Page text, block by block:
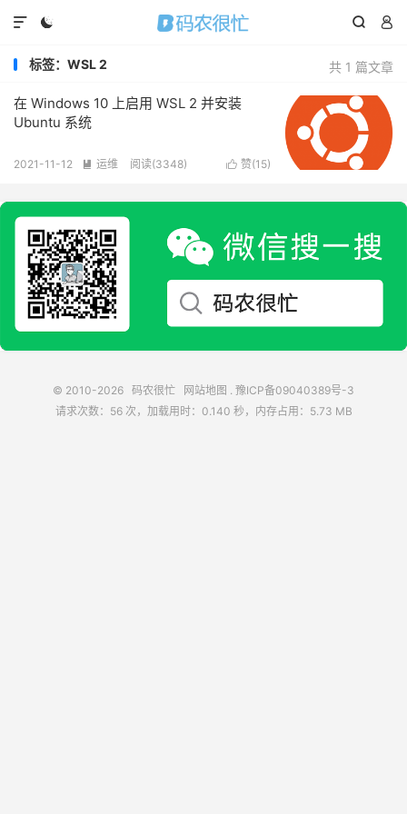
  

共 1 篇文章
标签：WSL 2
在 Windows 10 上启用 WSL 2 并安装
Ubuntu 系统
 赞(15)
2021-11-12  运维 阅读(3348)
© 2010-2026 码农很忙 网站地图 . 豫ICP备09040389号-3
请求次数：56 次，加载用时：0.140 秒，内存占用：5.73 MB